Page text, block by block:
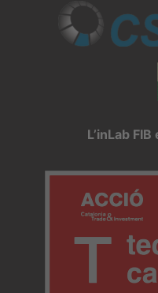
L’inLab